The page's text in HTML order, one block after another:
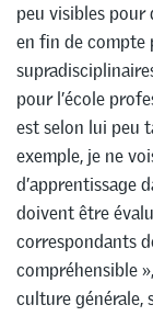
peu visibles pour
en fin de compte
pour l’école
est selon lui peu
exemple, je ne
d’apprentissage
doivent être
correspondants
compréhensible
culture générale,